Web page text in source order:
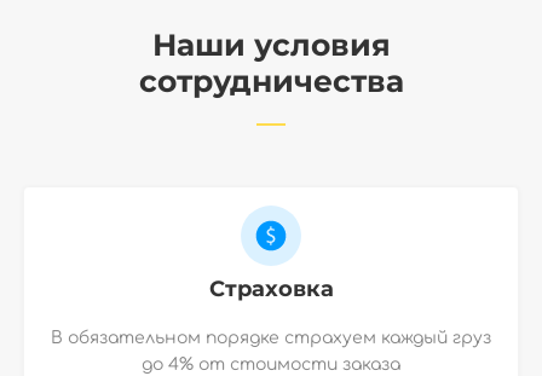
Наши условия
сотрудничества
Страховка
В обязательном порядке страхуем каждый груз
до 4% от стоимости заказа